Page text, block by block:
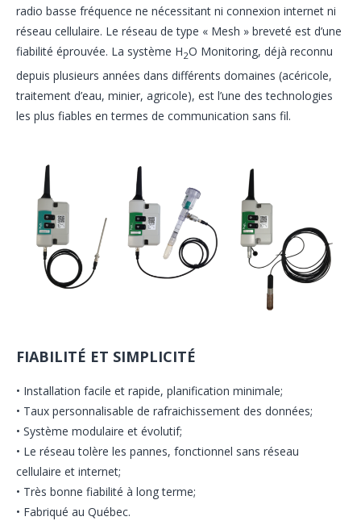
radio basse fréquence ne nécessitant ni connexion internet ni
réseau cellulaire. Le réseau de type « Mesh » breveté est d’une
fiabilité éprouvée. La système H2O Monitoring, déjà reconnu
depuis plusieurs années dans différents domaines (acéricole,
traitement d’eau, minier, agricole), est l’une des technologies
les plus fiables en termes de communication sans fil.
FIABILITÉ ET SIMPLICITÉ
• Installation facile et rapide, planification minimale;
• Taux personnalisable de rafraichissement des données;
• Système modulaire et évolutif;
• Le réseau tolère les pannes, fonctionnel sans réseau
cellulaire et internet;
• Très bonne fiabilité à long terme;
• Fabriqué au Québec.